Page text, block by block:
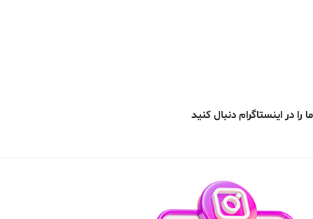
ما را در اینستاگرام دنبال کنید